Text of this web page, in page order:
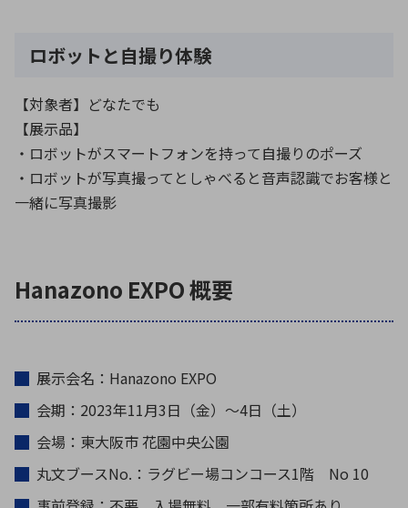
ロボットと自撮り体験
【対象者】どなたでも
【展示品】
・ロボットがスマートフォンを持って自撮りのポーズ
・ロボットが写真撮ってとしゃべると音声認識でお客様と
一緒に写真撮影
Hanazono EXPO 概要
展示会名：Hanazono EXPO
会期：2023年11月3日（金）～4日（土）
会場：東大阪市 花園中央公園
丸文ブースNo.：ラグビー場コンコース1階 No 10